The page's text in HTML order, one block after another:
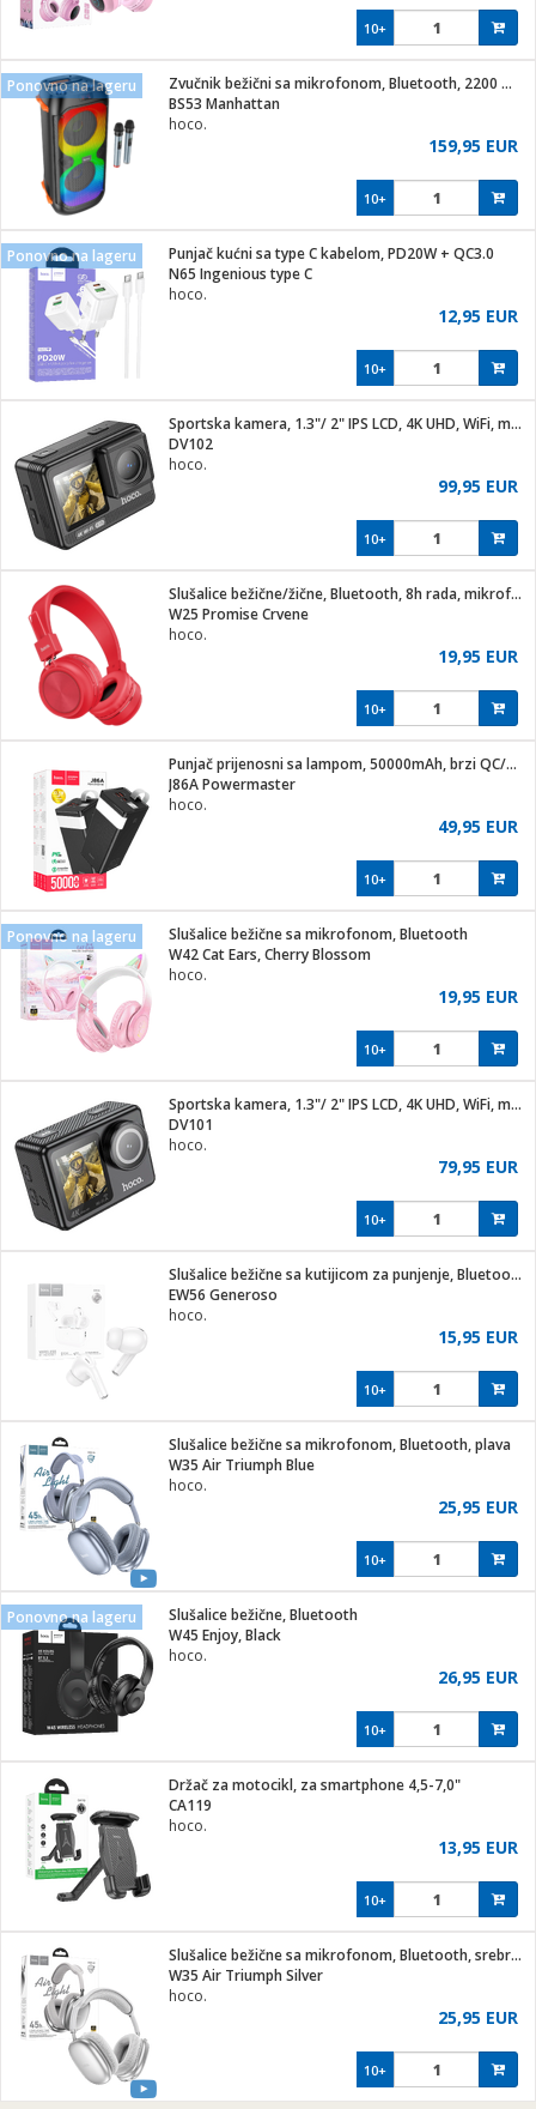
10+
Ponovno na lageru
Zvučnik bežični sa mikrofonom, Bluetooth, 2200 mAh
BS53 Manhattan
hoco.
159,95 EUR
10+
Ponovno na lageru
Punjač kućni sa type C kabelom, PD20W + QC3.0
N65 Ingenious type C
hoco.
12,95 EUR
10+
Sportska kamera, 1.3"/ 2" IPS LCD, 4K UHD, WiFi, microSD
DV102
hoco.
99,95 EUR
10+
Slušalice bežične/žične, Bluetooth, 8h rada, mikrofon
W25 Promise Crvene
hoco.
19,95 EUR
10+
Punjač prijenosni sa lampom, 50000mAh, brzi QC/PD, 3A
J86A Powermaster
hoco.
49,95 EUR
10+
Ponovno na lageru
Slušalice bežične sa mikrofonom, Bluetooth
W42 Cat Ears, Cherry Blossom
hoco.
19,95 EUR
10+
Sportska kamera, 1.3"/ 2" IPS LCD, 4K UHD, WiFi, microSD
DV101
hoco.
79,95 EUR
10+
Slušalice bežične sa kutijicom za punjenje, Bluetooth
EW56 Generoso
hoco.
15,95 EUR
10+
Slušalice bežične sa mikrofonom, Bluetooth, plava
W35 Air Triumph Blue
hoco.
25,95 EUR
10+
Ponovno na lageru
Slušalice bežične, Bluetooth
W45 Enjoy, Black
hoco.
26,95 EUR
10+
Držač za motocikl, za smartphone 4,5-7,0"
CA119
hoco.
13,95 EUR
10+
Slušalice bežične sa mikrofonom, Bluetooth, srebrena
W35 Air Triumph Silver
hoco.
25,95 EUR
10+